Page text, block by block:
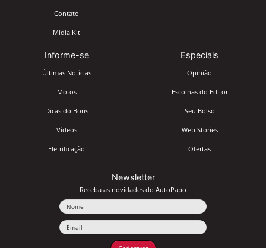
Contato
Mídia Kit
Informe-se
Últimas Notícias
Motos
Dicas do Boris
Vídeos
Eletrificação
Especiais
Opinião
Escolhas do Editor
Seu Bolso
Web Stories
Ofertas
Newsletter
Receba as novidades do AutoPapo